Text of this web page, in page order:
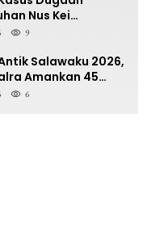
Nus Kei
ke PN Ambon
9
Salawaku 2026,
Amankan 45
6